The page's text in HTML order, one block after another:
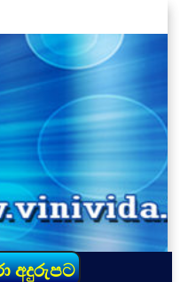
අදුරුපට